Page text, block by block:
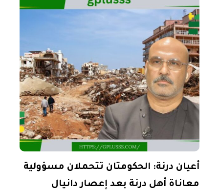
أعيان درنة: الحكومتان تتحملان مسؤولية
معاناة أهل درنة بعد إعصار دانيال